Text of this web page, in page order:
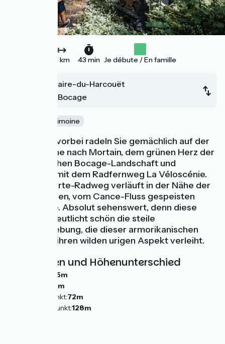
11 km 43 min Je débute / En famille
Saint-Hilaire-du-Harcouët
Mortain-Bocage
Patrimoine
An Hängen vorbei radeln Sie gemächlich auf der
Vélomaritime nach Mortain, dem grünen Herz der
normannischen Bocage-Landschaft und
Treffpunkt mit dem Radfernweg La Véloscénie.
Der Voie Verte-Radweg verläuft in der Nähe der
bezaubernden, vom Cance-Fluss gespeisten
Wasserfälle. Absolut sehenswert, denn diese
Stätte verdeutlicht schön die steile
Felsenumgebung, die dieser armorikanischen
Normandie ihren wilden urigen Aspekt verleiht.
Steigungen und Höhenunterschied
65m
11m
Tiefster Punkt:72m
Höchster Punkt:128m